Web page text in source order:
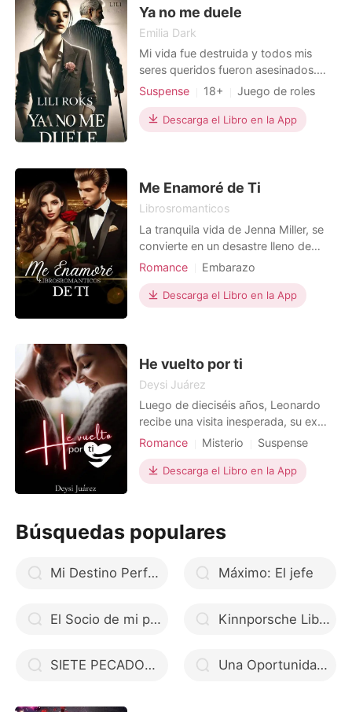
abruptamente interrumpida por u
Ya no me duele
Emilia Dark
Mi vida fue destruida y todos mis
seres queridos fueron asesinados.
Milagrosamente, sobreviví, pero
desfigurados y con un dolor
constante del que no hay escape. El
psiquiátrica. Los medicamentos me
ayuda
Suspense 18+
Juego de roles
Matrimonio por contrato
Descarga el Libro en la App
Me Enamoré de Ti
Librosromanticos
La tranquila vida de Jenna Miller, se
convierte en un desastre lleno de
drama y problemas, tras la llegada
amigo Matthew. Durante todo el
tiempo que lleva conociendo a los
revolotear las mariposas en su est
Romance
Embarazo
Relación secreta
Bebé
CEO
Encantadora
Hermoso
Dulce
Descarga el Libro en la App
He vuelto por ti
Deysi Juárez
Luego de dieciséis años, Leonardo
recibe una visita inesperada, su ex
novia llega para convertir su vida en
cuestione seriamente lo que
realmente desea. Tiene el trabajo
embargo, descubre que nunca ha
Romance Misterio
Suspense
Amor forzado
Primer amor
CEO
Hermoso
Descarga el Libro en la App
Búsquedas populares
Mi Destino Perfecto (Libro 2) Máximo: El jefe
El Socio de mi padre Kinnporsche Libro Espanol Gratis
SIETE PECADOS - Yo soy Nicolette Fortier Una Oportunidad Para Amarte